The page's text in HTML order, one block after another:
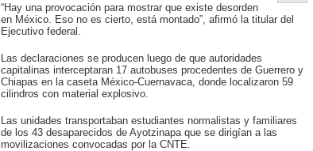
“Hay una provocación para mostrar que existe desorden
en México. Eso no es cierto, está montado”, afirmó la titular del
Ejecutivo federal.
Las declaraciones se producen luego de que autoridades
capitalinas interceptaran 17 autobuses procedentes de Guerrero y
Chiapas en la caseta México-Cuernavaca, donde localizaron 59
cilindros con material explosivo.
Las unidades transportaban estudiantes normalistas y familiares
de los 43 desaparecidos de Ayotzinapa que se dirigían a las
movilizaciones convocadas por la CNTE.